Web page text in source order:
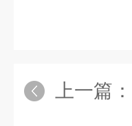
上一篇：